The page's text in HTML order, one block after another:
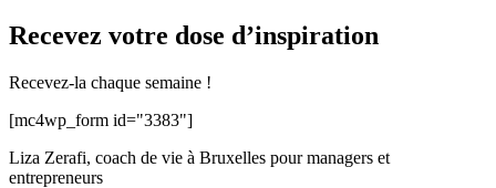
Recevez votre dose d’inspiration
Recevez-la chaque semaine !
[mc4wp_form id="3383"]
Liza Zerafi, coach de vie à Bruxelles pour managers et
entrepreneurs